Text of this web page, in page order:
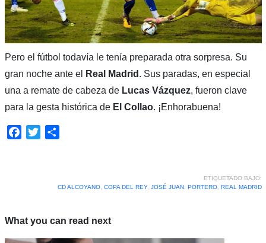
Pero el fútbol todavía le tenía preparada otra sorpresa. Su
gran noche ante el
Real Madrid . Sus paradas, en especial
una a remate de cabeza de Lucas Vázquez, fueron clave
para la gesta histórica de El Collao. ¡Enhorabuena!
Facebook
Twitter
ETIQUETADO BAJO:
CD ALCOYANO, COPA DEL REY, JOSÉ JUAN, PORTERO, REAL MADRID
What you can read next